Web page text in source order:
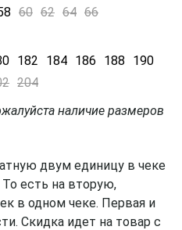
60 62 64 66
182 184 186 188 190
204
наличие размеров
двум единицу в чеке
есть на вторую,
в одном чеке. Первая и
Скидка идет на товар с